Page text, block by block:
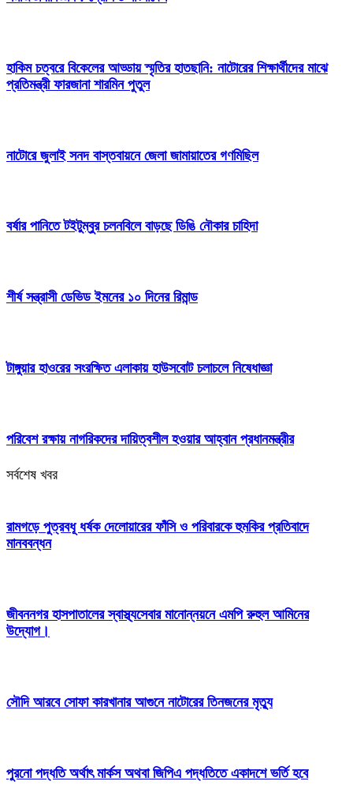
হাকিম চত্বরে বিকেলের আড্ডায় স্মৃতির হাতছানি: নাটোরের শিক্ষার্থীদের মাঝে
প্রতিমন্ত্রী ফারজানা শারমিন পুতুল
নাটোরে জুলাই সনদ বাস্তবায়নে জেলা জামায়াতের গণমিছিল
বর্ষার পানিতে টইটুম্বুর চলনবিলে বাড়ছে ডিঙি নৌকার চাহিদা
শীর্ষ সন্ত্রাসী ডেভিড ইমনের ১০ দিনের রিমান্ড
টাঙ্গুয়ার হাওরের সংরক্ষিত এলাকায় হাউসবোট চলাচলে নিষেধাজ্ঞা
পরিবেশ রক্ষায় নাগরিকদের দায়িত্বশীল হওয়ার আহ্বান প্রধানমন্ত্রীর
সর্বশেষ খবর
রামগড়ে পুত্রবধূ ধর্ষক দেলোয়ারের ফাঁসি ও পরিবারকে হুমকির প্রতিবাদে
মানববন্ধন
জীবননগর হাসপাতালের স্বাস্থ্যসেবার মানোন্নয়নে এমপি রুহুল আমিনের
উদ্যোগ।
সৌদি আরবে সোফা কারখানার আগুনে নাটোরের তিনজনের মৃত্যু
পুরনো পদ্ধতি অর্থাৎ মার্কস অথবা জিপিএ পদ্ধতিতে একাদশে ভর্তি হবে